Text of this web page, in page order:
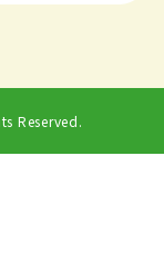
Reserved.